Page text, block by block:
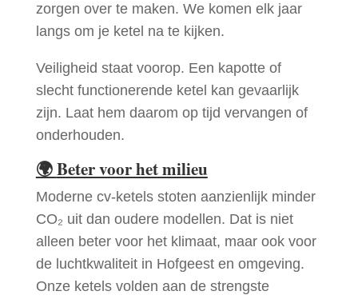
zorgen over te maken. We komen elk jaar
langs om je ketel na te kijken.
Veiligheid staat voorop. Een kapotte of
slecht functionerende ketel kan gevaarlijk
zijn. Laat hem daarom op tijd vervangen of
onderhouden.
🌍Beter voor het milieu
Moderne cv-ketels stoten aanzienlijk minder
CO₂ uit dan oudere modellen. Dat is niet
alleen beter voor het klimaat, maar ook voor
de luchtkwaliteit in Hofgeest en omgeving.
Onze ketels volden aan de strengste